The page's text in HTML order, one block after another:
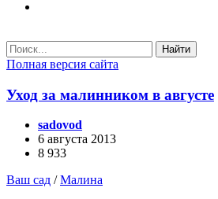
Найти
Полная версия сайта
Уход за малинником в августе
sadovod
6 августа 2013
8 933
Ваш сад /Малина